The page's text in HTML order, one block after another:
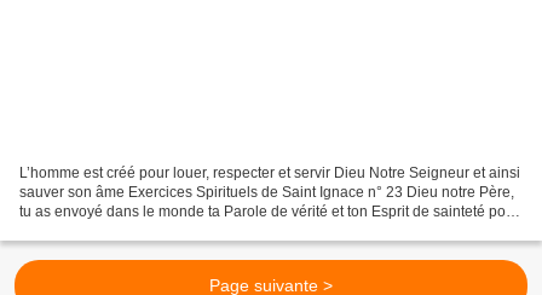
L’homme est créé pour louer, respecter et servir Dieu Notre Seigneur et ainsi
sauver son âme Exercices Spirituels de Saint Ignace n° 23 Dieu notre Père,
tu as envoyé dans le monde ta Parole de vérité et ton Esprit de sainteté pour
Page suivante >